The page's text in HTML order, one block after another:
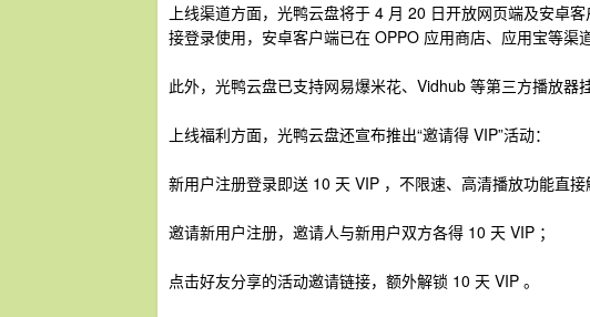
上线渠道方面，光鸭云盘将于 4 月 20 日开放网页端及安卓
接登录使用，安卓客户端已在 OPPO 应用商店、应用宝等渠
此外，光鸭云盘已支持网易爆米花、Vidhub 等第三方播放器
上线福利方面，光鸭云盘还宣布推出“邀请得 VIP”活动：
新用户注册登录即送 10 天 VIP ，不限速、高清播放功能直接
邀请新用户注册，邀请人与新用户双方各得 10 天 VIP ；
点击好友分享的活动邀请链接，额外解锁 10 天 VIP 。